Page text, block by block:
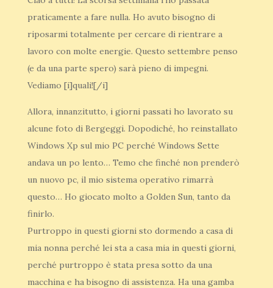
praticamente a fare nulla. Ho avuto bisogno di
riposarmi totalmente per cercare di rientrare a
lavoro con molte energie. Questo settembre penso
(e da una parte spero) sarà pieno di impegni.
Vediamo [i]quali![/i]
Allora, innanzitutto, i giorni passati ho lavorato su
alcune foto di Bergeggi. Dopodiché, ho reinstallato
Windows Xp sul mio PC perché Windows Sette
andava un po lento… Temo che finché non prenderò
un nuovo pc, il mio sistema operativo rimarrà
questo… Ho giocato molto a Golden Sun, tanto da
finirlo.
Purtroppo in questi giorni sto dormendo a casa di
mia nonna perché lei sta a casa mia in questi giorni,
perché purtroppo è stata presa sotto da una
macchina e ha bisogno di assistenza. Ha una gamba